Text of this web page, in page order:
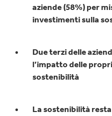
aziende (58%) per
investimenti sulla
Due terzi delle
l’impatto delle
sostenibilità
La sostenibilità